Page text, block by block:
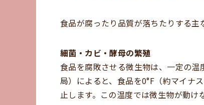
食品が腐ったり品質が落ちたりする主
細菌・カビ・酵母の繁殖
食品を腐敗させる微生物は、一定の温
局）によると、食品を0°F（約マイナ
止します。この温度では微生物が動け